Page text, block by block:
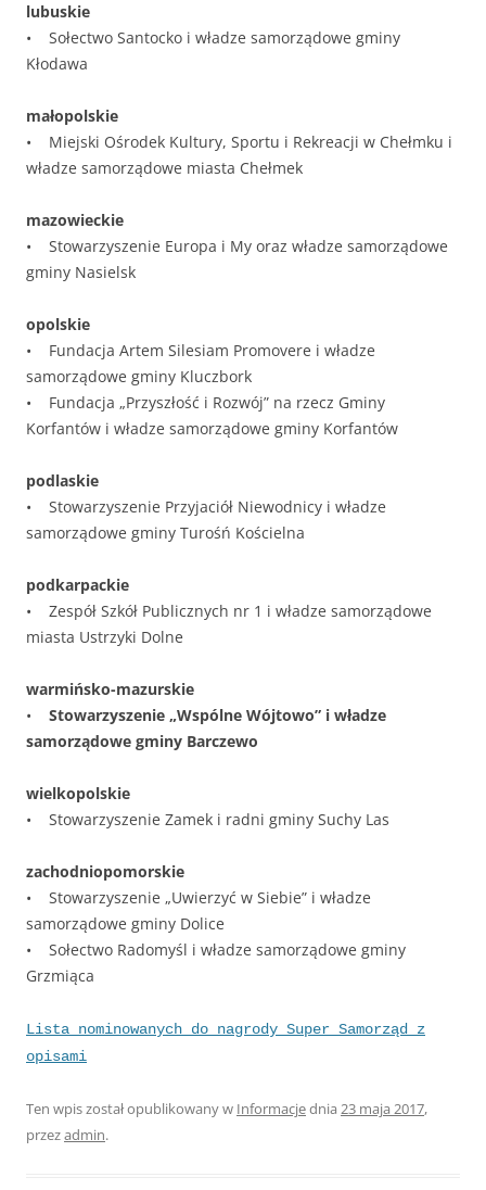
lubuskie
• Sołectwo Santocko i władze samorządowe gminy
Kłodawa
małopolskie
• Miejski Ośrodek Kultury, Sportu i Rekreacji w Chełmku i
władze samorządowe miasta Chełmek
mazowieckie
• Stowarzyszenie Europa i My oraz władze samorządowe
gminy Nasielsk
opolskie
• Fundacja Artem Silesiam Promovere i władze
samorządowe gminy Kluczbork
• Fundacja „Przyszłość i Rozwój” na rzecz Gminy
Korfantów i władze samorządowe gminy Korfantów
podlaskie
• Stowarzyszenie Przyjaciół Niewodnicy i władze
samorządowe gminy Turośń Kościelna
podkarpackie
• Zespół Szkół Publicznych nr 1 i władze samorządowe
miasta Ustrzyki Dolne
warmińsko-mazurskie
• Stowarzyszenie „Wspólne Wójtowo” i władze
samorządowe gminy Barczewo
wielkopolskie
• Stowarzyszenie Zamek i radni gminy Suchy Las
zachodniopomorskie
• Stowarzyszenie „Uwierzyć w Siebie” i władze
samorządowe gminy Dolice
• Sołectwo Radomyśl i władze samorządowe gminy
Grzmiąca
Lista nominowanych do nagrody Super Samorząd z
opisami
Ten wpis został opublikowany w Informacjednia 23 maja 2017,
przezadmin.